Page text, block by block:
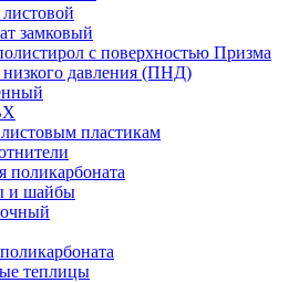
замковый
с поверхностью Призма
давления (ПНД)
пластикам
поликарбоната
и шайбы
теплицы